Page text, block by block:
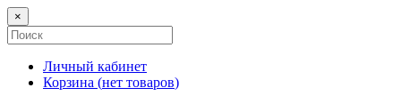
×
Личный кабинет
Корзина (нет товаров)